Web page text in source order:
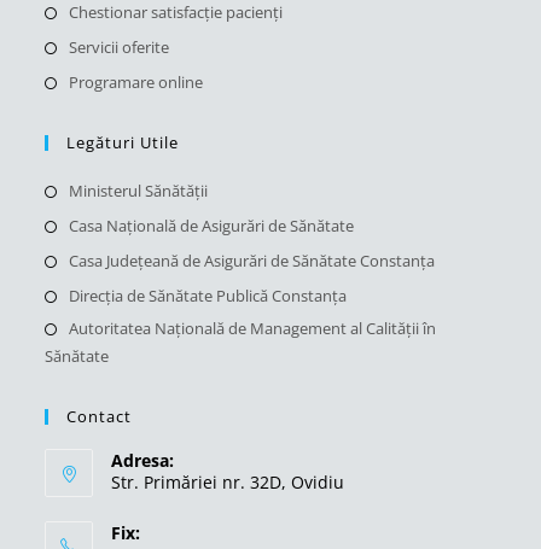
Chestionar satisfacție pacienți
Servicii oferite
Programare online
Legături Utile
Ministerul Sănătății
Casa Națională de Asigurări de Sănătate
Casa Județeană de Asigurări de Sănătate Constanța
Direcția de Sănătate Publică Constanța
Autoritatea Națională de Management al Calității în
Sănătate
Contact
Adresa:
Str. Primăriei nr. 32D, Ovidiu
Fix: